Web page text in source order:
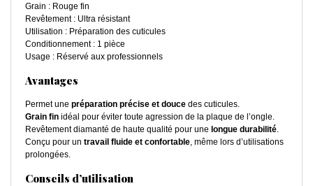
Grain : Rouge fin
Revêtement : Ultra résistant
Utilisation : Préparation des cuticules
Conditionnement : 1 pièce
Usage : Réservé aux professionnels
Avantages
Permet une préparation précise et douce des cuticules.
Grain fin idéal pour éviter toute agression de la plaque de l’ongle.
Revêtement diamanté de haute qualité pour une longue durabilité.
Conçu pour un travail fluide et confortable, même lors d’utilisations
prolongées.
Conseils d’utilisation